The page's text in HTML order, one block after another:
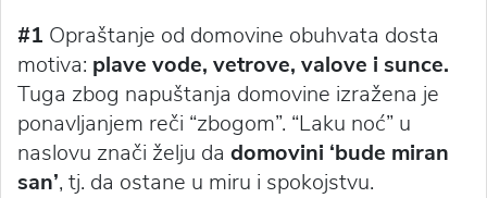
#1 Opraštanje od domovine obuhvata dosta
motiva: plave vode, vetrove, valove i sunce.
Tuga zbog napuštanja domovine izražena je
ponavljanjem reči “zbogom”. “Laku noć” u
naslovu znači želju da domovini ‘bude miran
san’, tj. da ostane u miru i spokojstvu.